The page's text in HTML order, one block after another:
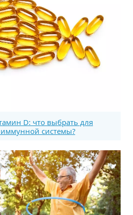
D: что выбрать для
системы?